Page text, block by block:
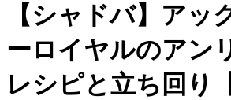
【シャドバ】アッ
ーロイヤルのアン
レシピと立ち回り